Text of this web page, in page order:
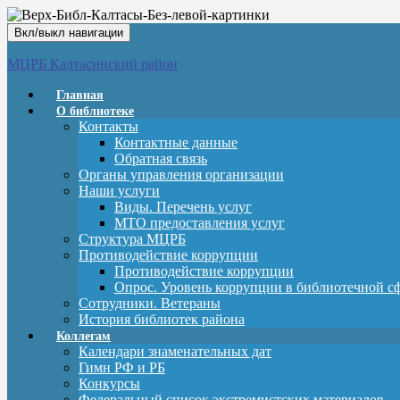
Вкл/выкл навигации
МЦРБ Калтасинский район
Главная
О библиотеке
Контакты
Контактные данные
Обратная связь
Органы управления организации
Наши услуги
Виды. Перечень услуг
МТО предоставления услуг
Структура МЦРБ
Противодействие коррупции
Противодействие коррупции
Опрос. Уровень коррупции в библиотечной
Сотрудники. Ветераны
История библиотек района
Коллегам
Календари знаменательных дат
Гимн РФ и РБ
Конкурсы